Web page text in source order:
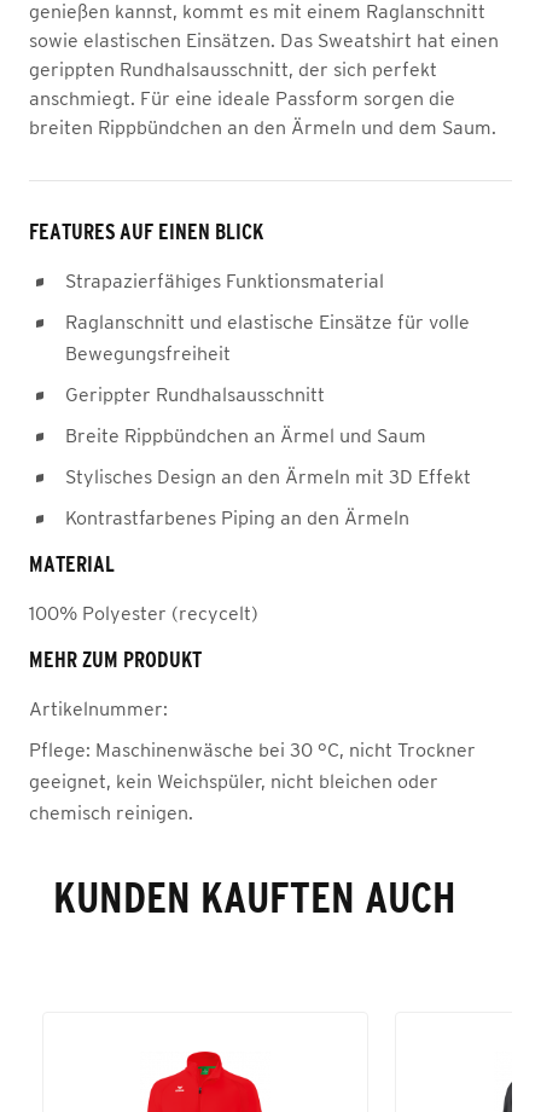
genießen kannst, kommt es mit einem Raglanschnitt
sowie elastischen Einsätzen. Das Sweatshirt hat einen
gerippten Rundhalsausschnitt, der sich perfekt
anschmiegt. Für eine ideale Passform sorgen die
breiten Rippbündchen an den Ärmeln und dem Saum.
FEATURES AUF EINEN BLICK
Strapazierfähiges Funktionsmaterial
Raglanschnitt und elastische Einsätze für volle
Bewegungsfreiheit
Gerippter Rundhalsausschnitt
Breite Rippbündchen an Ärmel und Saum
Stylisches Design an den Ärmeln mit 3D Effekt
Kontrastfarbenes Piping an den Ärmeln
MATERIAL
100% Polyester (recycelt)
MEHR ZUM PRODUKT
Artikelnummer:
Pflege: Maschinenwäsche bei 30 °C, nicht Trockner
geeignet, kein Weichspüler, nicht bleichen oder
chemisch reinigen.
KUNDEN KAUFTEN AUCH